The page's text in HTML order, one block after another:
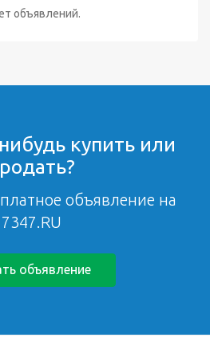
объявлений.
купить или
объявление на
7347.RU
объявление